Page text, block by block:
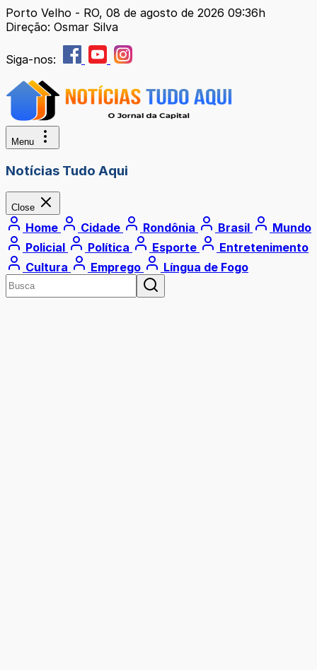
Porto Velho - RO, 08 de agosto de 2026 09:36h
Direção: Osmar Silva
Siga-nos:
Menu
Notícias Tudo Aqui
Close
Home Cidade Rondônia Brasil
Mundo
Policial
Política Esporte
Entretenimento
Cultura
Emprego Língua de Fogo